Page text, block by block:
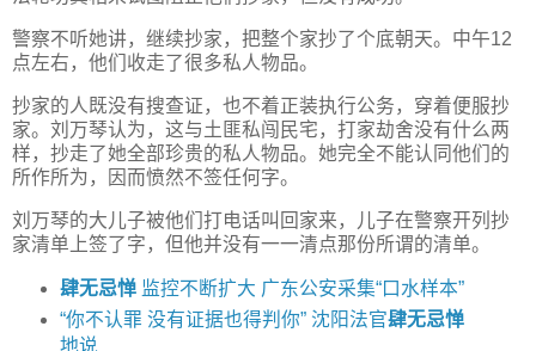
警察不听她讲，继续抄家，把整个家抄了个底朝天。中午12
点左右，他们收走了很多私人物品。
抄家的人既没有搜查证，也不着正装执行公务，穿着便服抄
家。刘万琴认为，这与土匪私闯民宅，打家劫舍没有什么两
样，抄走了她全部珍贵的私人物品。她完全不能认同他们的
所作所为，因而愤然不签任何字。
刘万琴的大儿子被他们打电话叫回家来，儿子在警察开列抄
家清单上签了字，但他并没有一一清点那份所谓的清单。
肆无忌惮监控不断扩大 广东公安采集“口水样本”
“你不认罪 没有证据也得判你” 沈阳法官肆无忌惮
地说